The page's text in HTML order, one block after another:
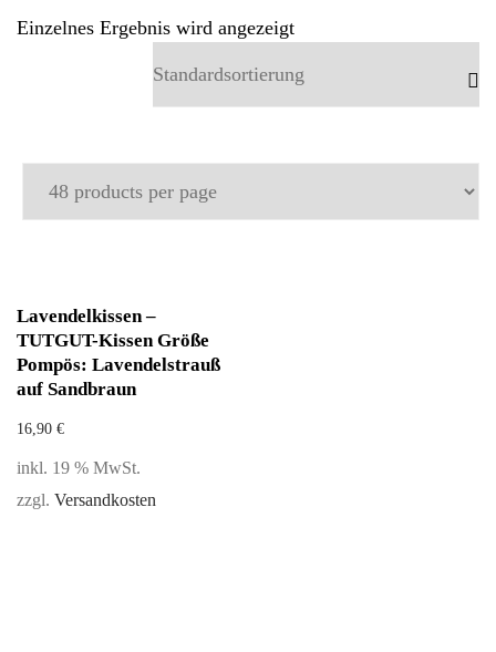
Einzelnes Ergebnis wird angezeigt
Lavendelkissen –
TUTGUT-Kissen Größe
Pompös: Lavendelstrauß
auf Sandbraun
16,90 €
inkl. 19 % MwSt.
zzgl. Versandkosten